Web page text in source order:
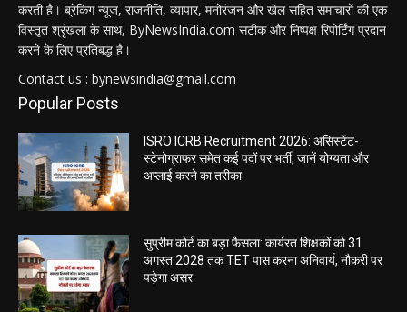
करती है। ब्रेकिंग न्यूज, राजनीति, व्यापार, मनोरंजन और खेल सहित समाचारों की एक
विस्तृत श्रृंखला के साथ, ByNewsIndia.com सटीक और निष्पक्ष रिपोर्टिंग प्रदान
करने के लिए प्रतिबद्ध है।
Contact us : bynewsindia@gmail.com
Popular Posts
ISRO ICRB Recruitment 2026: असिस्टेंट-
स्टेनोग्राफर समेत कई पदों पर भर्ती, जानें योग्यता और
अप्लाई करने का तरीका
सुप्रीम कोर्ट का बड़ा फैसला: कार्यरत शिक्षकों को 31
अगस्त 2028 तक TET पास करना अनिवार्य, नौकरी पर
पड़ेगा असर